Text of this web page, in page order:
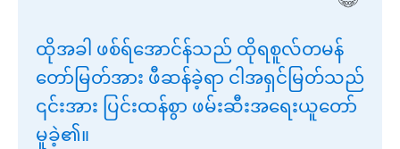
ထိုအခါ ဖစ်ရ်အောင်န်သည် ထိုရစူလ်တမန်
တော်မြတ်အား ဖီဆန်ခဲ့ရာ ငါအရှင်မြတ်သည်
၎င်းအား ပြင်းထန်စွာ ဖမ်းဆီးအရေးယူတော်
မူခဲ့၏။